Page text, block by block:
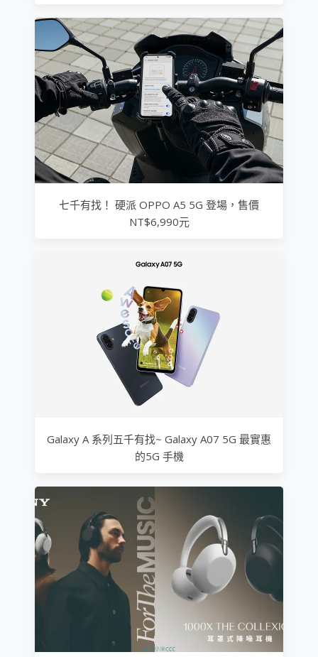
七千有找！ 硬派 OPPO A5 5G 登場，售價
NT$6,990元
Galaxy A 系列五千有找~ Galaxy A07 5G 最實惠
的5G 手機